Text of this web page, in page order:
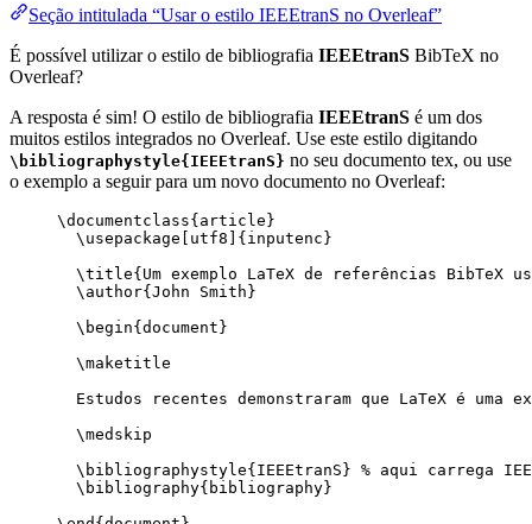
Seção intitulada “Usar o estilo IEEEtranS no Overleaf”
É possível utilizar o estilo de bibliografia IEEEtranS BibTeX no
Overleaf?
A resposta é sim! O estilo de bibliografia IEEEtranS é um dos
muitos estilos integrados no Overleaf. Use este estilo digitando
\bibliographystyle{IEEEtranS} no seu documento tex, ou use
o exemplo a seguir para um novo documento no Overleaf:
\documentclass{ article }
\usepackage
utf8 ]{ inputenc }
\title{Um exemplo LaTeX de referências
\author{John Smith}
\begin{ document }
\maketitle
Estudos recentes demonstraram que LaTeX é
\medskip
\bibliographystyle{IEEEtranS} % aqui carrega
\bibliography{bibliography}